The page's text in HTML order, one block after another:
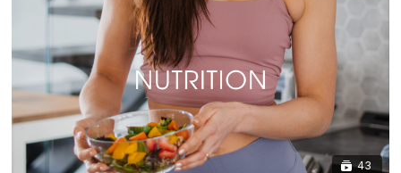
43